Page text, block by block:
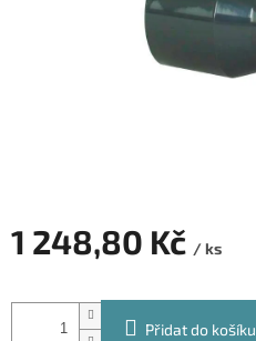
1 248,80 Kč / ks
cena:
Přidat do košíku